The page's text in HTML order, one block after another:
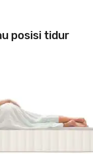
posisi tidur